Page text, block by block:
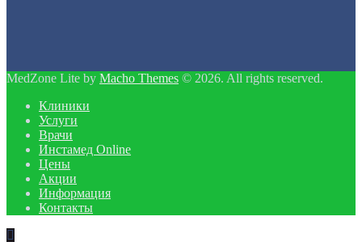
MedZone Lite by Macho Themes © 2026. All rights reserved.
Клиники
Услуги
Врачи
Инстамед Online
Цены
Акции
Информация
Контакты